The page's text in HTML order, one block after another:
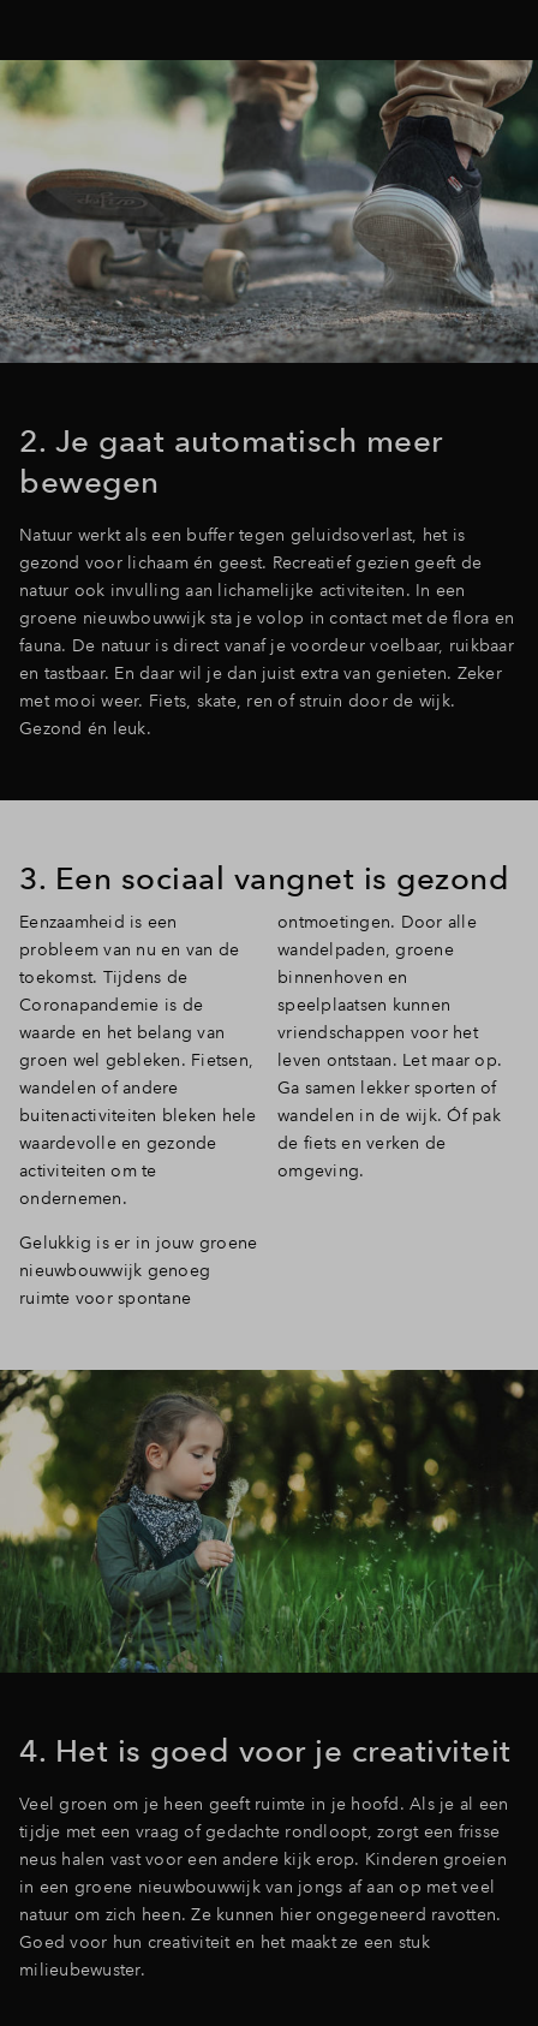
2. Je gaat automatisch meer
bewegen
Natuur werkt als een buffer tegen geluidsoverlast, het is
gezond voor lichaam én geest. Recreatief gezien geeft de
natuur ook invulling aan lichamelijke activiteiten. In een
groene nieuwbouwwijk sta je volop in contact met de flora en
fauna. De natuur is direct vanaf je voordeur voelbaar, ruikbaar
en tastbaar. En daar wil je dan juist extra van genieten. Zeker
met mooi weer. Fiets, skate, ren of struin door de wijk.
Gezond én leuk.
3. Een sociaal vangnet is gezond
Eenzaamheid is een
probleem van nu en van de
toekomst. Tijdens de
Coronapandemie is de
waarde en het belang van
groen wel gebleken. Fietsen,
wandelen of andere
buitenactiviteiten bleken hele
waardevolle en gezonde
activiteiten om te
ondernemen.
Gelukkig is er in jouw groene
nieuwbouwwijk genoeg
ruimte voor spontane
ontmoetingen. Door alle
wandelpaden, groene
binnenhoven en
speelplaatsen kunnen
vriendschappen voor het
leven ontstaan. Let maar op.
Ga samen lekker sporten of
wandelen in de wijk. Óf pak
de fiets en verken de
omgeving.
4. Het is goed voor je creativiteit
Veel groen om je heen geeft ruimte in je hoofd. Als je al een
tijdje met een vraag of gedachte rondloopt, zorgt een frisse
neus halen vast voor een andere kijk erop. Kinderen groeien
in een groene nieuwbouwwijk van jongs af aan op met veel
natuur om zich heen. Ze kunnen hier ongegeneerd ravotten.
Goed voor hun creativiteit en het maakt ze een stuk
milieubewuster.